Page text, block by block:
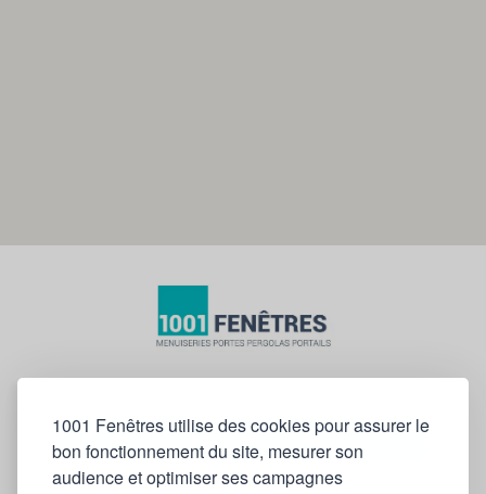
1001 Fenêtres utilise des cookies pour assurer le
bon fonctionnement du site, mesurer son
audience et optimiser ses campagnes
Quelques un de nos secteurs d'intervention